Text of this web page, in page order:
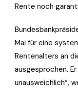
Rente noch
Mai für eine
Rentenalters an
ausgesprochen.
unausweichlich“,